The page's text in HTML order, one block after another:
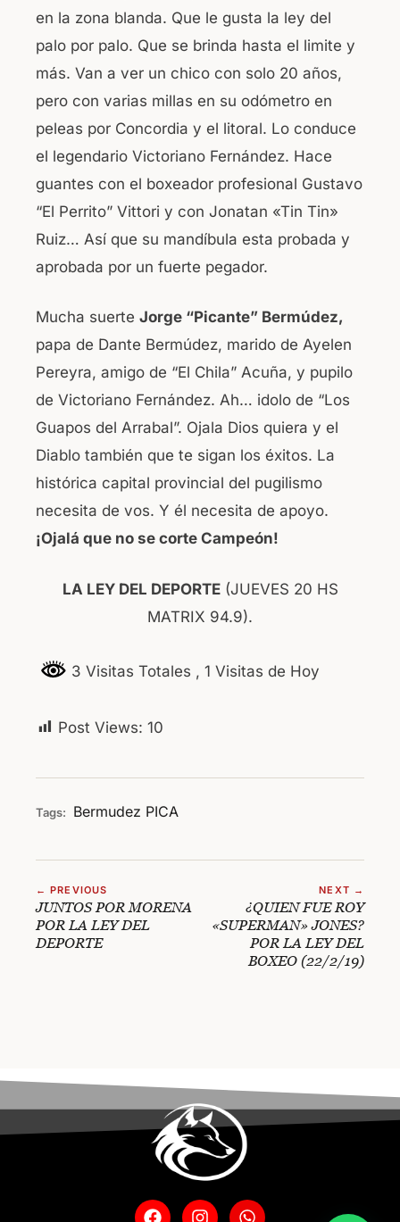
en la zona blanda. Que le gusta la ley del
palo por palo. Que se brinda hasta el limite y
más. Van a ver un chico con solo 20 años,
pero con varias millas en su odómetro en
peleas por Concordia y el litoral. Lo conduce
el legendario Victoriano Fernández. Hace
guantes con el boxeador profesional Gustavo
“El Perrito” Vittori y con Jonatan «Tin Tin»
Ruiz… Así que su mandíbula esta probada y
aprobada por un fuerte pegador.
Mucha suerte Jorge “Picante” Bermúdez,
papa de Dante Bermúdez, marido de Ayelen
Pereyra, amigo de “El Chila” Acuña, y pupilo
de Victoriano Fernández. Ah… idolo de “Los
Guapos del Arrabal”. Ojala Dios quiera y el
Diablo también que te sigan los éxitos. La
histórica capital provincial del pugilismo
necesita de vos. Y él necesita de apoyo.
¡Ojalá que no se corte Campeón!
LA LEY DEL DEPORTE(JUEVES 20 HS
MATRIX 94.9).
3 Visitas Totales , 1 Visitas de Hoy
Post Views: 10
Tags: Bermudez PICA
← PREVIOUS
JUNTOS POR MORENA
POR LA LEY DEL
DEPORTE
NEXT →
¿QUIEN FUE ROY
«SUPERMAN» JONES?
POR LA LEY DEL
BOXEO (22/2/19)